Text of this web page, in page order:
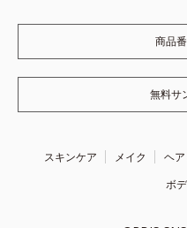
商品
無料サ
スキンケア メイク ヘ
ボ